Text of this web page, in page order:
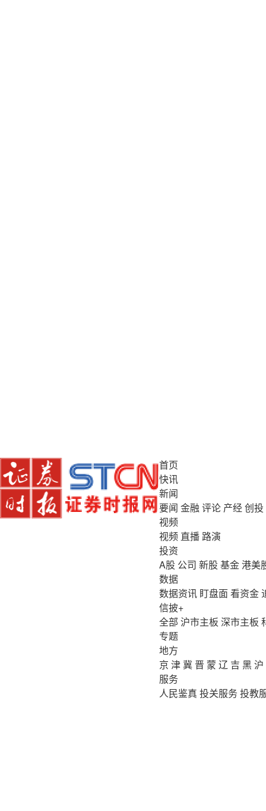
首页
快讯
新闻
要闻 金融 评论 产经创投
视频
视频 直播 路演
投资
A股 公司 新股基金港美
数据
数据资讯 盯盘面看资金
信披+
全部 沪市主板 深市主板
专题
地方
京 津冀 晋 蒙 辽 吉 黑沪
服务
人民鉴真投关服务投教